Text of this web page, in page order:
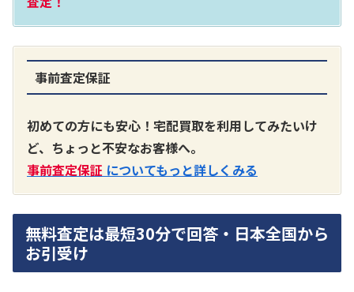
A3300 真空管プリアンプ
買取価格：お問合せください
SONY
事前査定保証
初めての方にも安心！宅配買取を利用してみたいけ
ど、ちょっと不安なお客様へ。
事前査定保証 についてもっと詳しくみる
無料査定は最短30分で回答・日本全国から
お引受け